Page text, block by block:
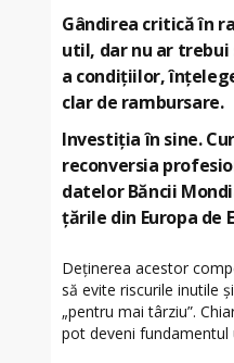
Gândirea critică în
util, dar nu ar trebui
a condițiilor,
clar de rambursare.
Investiția în sine.
reconversia
datelor Băncii
țările din Europa de
Deținerea acestor
să evite riscurile inutile
„pentru mai târziu”.
pot deveni fundamentul